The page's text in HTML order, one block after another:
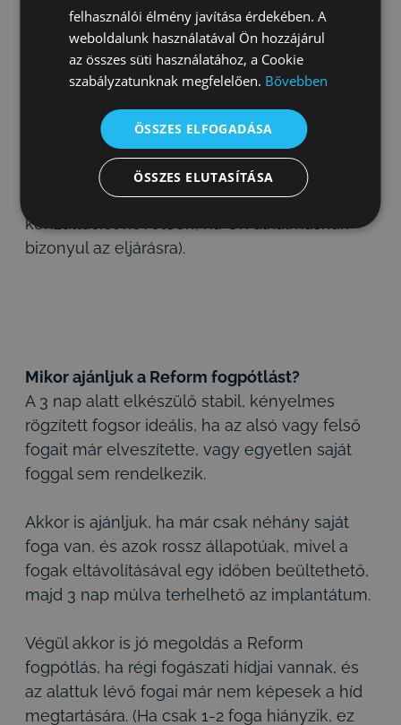
fázisok között akár fél év is eltelhet. Várakozni
kell foghúzás után, a csontpótlást követően
vagy az implantátum beültetése után.
várakozás:
a rossz fogak kihúzása után rögtön
kezdődhet a fogbeültetés – vagy ha már rég
foghiánnyal küzd, akkor azon nyomban
(egész pontosan a kötelezettségmentes
konzultációt követően, ha Ön alkalmasnak
bizonyul az eljárásra).
Mikor ajánljuk a Reform fogpótlást?
A 3 nap alatt elkészülő stabil, kényelmes
rögzített fogsor ideális, ha az alsó vagy felső
fogait már elveszítette, vagy egyetlen saját
foggal sem rendelkezik.
Akkor is ajánljuk, ha már csak néhány saját
foga van, és azok rossz állapotúak, mivel a
fogak eltávolításával egy időben beültethető,
majd 3 nap múlva terhelhető az implantátum.
Végül akkor is jó megoldás a Reform
fogpótlás, ha régi fogászati hídjai vannak, és
az alattuk lévő fogai már nem képesek a híd
megtartására. (Ha csak 1-2 foga hiányzik, ez
felhasználói élmény javítása érdekében. A
weboldalunk használatával Ön hozzájárul
az összes süti használatához, a Cookie
szabályzatunknak megfelelően. Bővebben
ÖSSZES ELFOGADÁSA
ÖSSZES ELUTASÍTÁSA